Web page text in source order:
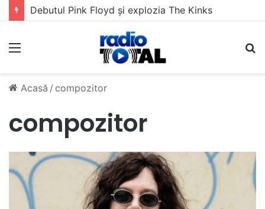
Debutul Pink Floyd și explozia The Kinks
Meniu
Acasă / compozitor
compozitor